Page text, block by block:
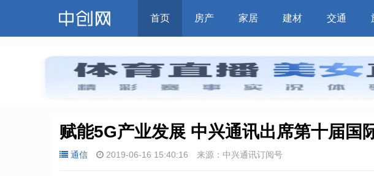
首页 房产 家居 建材 交通
赋能5G产业发展 中兴通讯出席第十届国
通信 2019-06-16 15:40:16 来源：中兴通讯订阅号